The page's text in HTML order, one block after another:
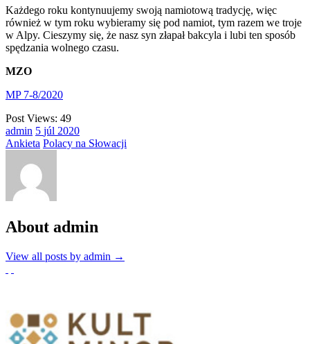
Każdego roku kontynuujemy swoją namiotową tradycję, więc
również w tym roku wybieramy się pod namiot, tym razem we troje
w Alpy. Cieszymy się, że nasz syn złapał bakcyla i lubi ten sposób
spędzania wolnego czasu.
MZO
MP 7-8/2020
Post Views: 49
admin 5 júl 2020
Ankieta Polacy na Słowacji
About admin
View all posts by admin →